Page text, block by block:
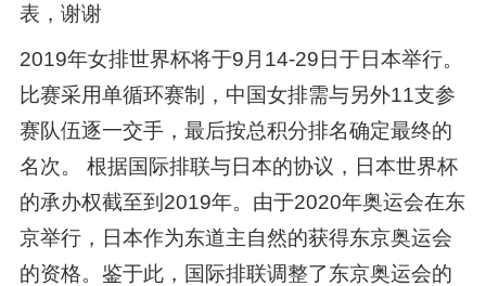
表，谢谢
2019年女排世界杯将于9月14-29日于日本举行。
比赛采用单循环赛制，中国女排需与另外11支参
赛队伍逐一交手，最后按总积分排名确定最终的
名次。 根据国际排联与日本的协议，日本世界杯
的承办权截至到2019年。由于2020年奥运会在东
京举行，日本作为东道主自然的获得东京奥运会
的资格。鉴于此，国际排联调整了东京奥运会的